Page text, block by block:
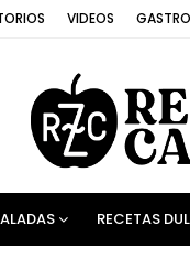
VIDEOS
RECETAS